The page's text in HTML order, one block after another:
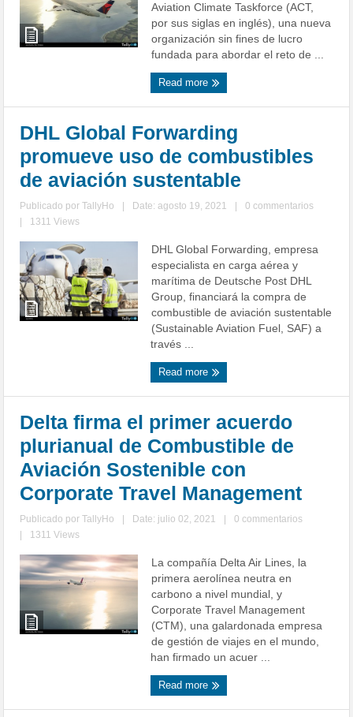
Aviation Climate Taskforce (ACT,
por sus siglas en inglés), una nueva
organización sin fines de lucro
fundada para abordar el reto de ...
Read more
DHL Global Forwarding
promueve uso de combustibles
de aviación sustentable
Publicado porTallyHo Date: agosto 19, 2021
0 commentarios
1311 Views
DHL Global Forwarding, empresa
especialista en carga aérea y
marítima de Deutsche Post DHL
Group, financiará la compra de
combustible de aviación sustentable
(Sustainable Aviation Fuel, SAF) a
través ...
Read more
Delta firma el primer acuerdo
plurianual de Combustible de
Aviación Sostenible con
Corporate Travel Management
Publicado porTallyHo Date: julio 02, 2021
0 commentarios
1311 Views
La compañía Delta Air Lines, la
primera aerolínea neutra en
carbono a nivel mundial, y
Corporate Travel Management
(CTM), una galardonada empresa
de gestión de viajes en el mundo,
han firmado un acuer ...
Read more